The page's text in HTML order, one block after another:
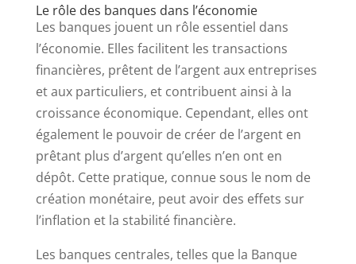
Le rôle des banques dans l’économie
Les banques jouent un rôle essentiel dans
l’économie. Elles facilitent les transactions
financières, prêtent de l’argent aux entreprises
et aux particuliers, et contribuent ainsi à la
croissance économique. Cependant, elles ont
également le pouvoir de créer de l’argent en
prêtant plus d’argent qu’elles n’en ont en
dépôt. Cette pratique, connue sous le nom de
création monétaire, peut avoir des effets sur
l’inflation et la stabilité financière.
Les banques centrales, telles que la Banque